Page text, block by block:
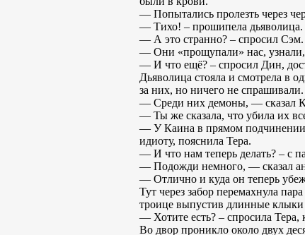
— Попытались пролезть через
— Тихо! – прошипела дьяволица.
— А это странно? – спросил Сэм.
— Они «прощупали» нас, узнали,
— И что ещё? – спросил Дин,
Дьяволица стояла и смотрела в
за них, но ничего не спрашивали.
— Среди них демоны, — сказал
— Ты же сказала, что убила их
— У Каина в прямом подчинении
идиоту, пояснила Тера.
— И что нам теперь делать? – с
— Подожди немного, — сказал
— Отлично и куда он теперь
Тут через забор перемахнула
троице выпустив длинные
— Хотите есть? – спросила Тера,
Во двор проникло около двух